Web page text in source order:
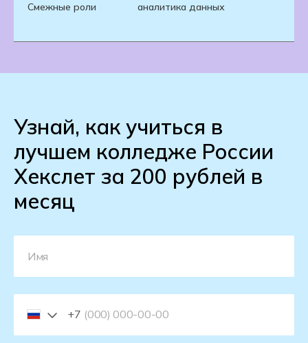
Смежные роли аналитика данных
Узнай, как учиться в
лучшем колледже России
Хекслет за 200 рублей в
месяц
+7